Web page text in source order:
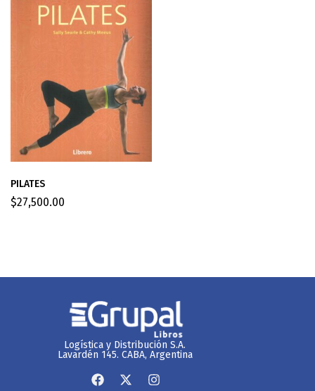
PILATES
$27,500.00
Logística y Distribución S.A.
Lavardén 145. CABA, Argentina